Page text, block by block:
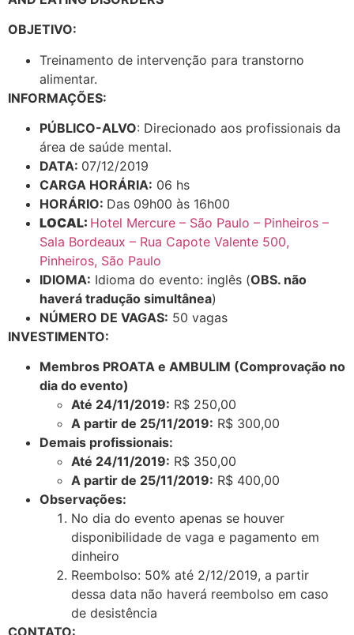
OBJETIVO:
Treinamento de intervenção para transtorno
alimentar.
INFORMAÇÕES:
PÚBLICO-ALVO: Direcionado aos profissionais da
área de saúde mental.
DATA: 07/12/2019
CARGA HORÁRIA: 06 hs
HORÁRIO: Das 09h00 às 16h00
LOCAL: Hotel Mercure – São Paulo – Pinheiros –
Sala Bordeaux – Rua Capote Valente 500,
Pinheiros, São Paulo
IDIOMA: Idioma do evento: inglês (OBS. não
haverá tradução simultânea)
NÚMERO DE VAGAS: 50 vagas
INVESTIMENTO:
Membros PROATA e AMBULIM (Comprovação no
dia do evento)
Até 24/11/2019: R$ 250,00
A partir de 25/11/2019: R$ 300,00
Demais profissionais:
Até 24/11/2019: R$ 350,00
A partir de 25/11/2019: R$ 400,00
Observações:
No dia do evento apenas se houver
disponibilidade de vaga e pagamento em
dinheiro
Reembolso: 50% até 2/12/2019, a partir
dessa data não haverá reembolso em caso
de desistência